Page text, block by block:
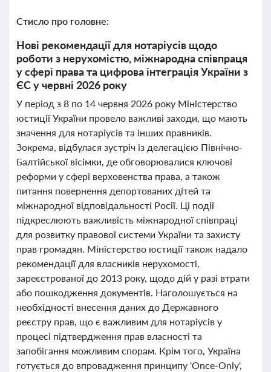
Стисло про головне:
Нові рекомендації для нотаріусів щодо
роботи з нерухомістю, міжнародна співпраця
у сфері права та цифрова інтеграція України з
ЄС у червні 2026 року
У період з 8 по 14 червня 2026 року Міністерство
юстиції України провело важливі заходи, що мають
значення для нотаріусів та інших правників.
Зокрема, відбулася зустріч із делегацією Північно-
Балтійської вісімки, де обговорювалися ключові
реформи у сфері верховенства права, а також
питання повернення депортованих дітей та
міжнародної відповідальності Росії. Ці події
підкреслюють важливість міжнародної співпраці
для розвитку правової системи України та захисту
прав громадян. Міністерство юстиції також надало
рекомендації для власників нерухомості,
зареєстрованої до 2013 року, щодо дій у разі втрати
або пошкодження документів. Наголошується на
необхідності внесення даних до Державного
реєстру прав, що є важливим для нотаріусів у
процесі підтвердження прав власності та
запобігання можливим спорам. Крім того, Україна
готується до впровадження принципу 'Once-Only',